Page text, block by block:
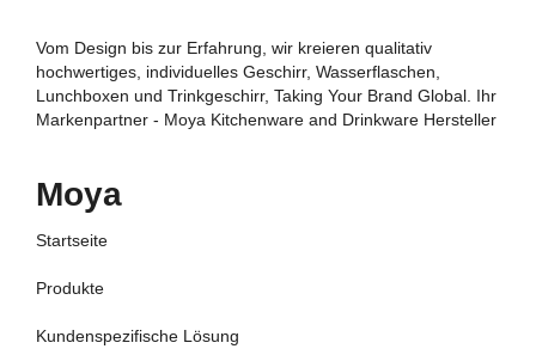
Vom Design bis zur Erfahrung, wir kreieren qualitativ
hochwertiges, individuelles Geschirr, Wasserflaschen,
Lunchboxen und Trinkgeschirr, Taking Your Brand Global. Ihr
Markenpartner - Moya Kitchenware and Drinkware Hersteller
Moya
Startseite
Produkte
Kundenspezifische Lösung